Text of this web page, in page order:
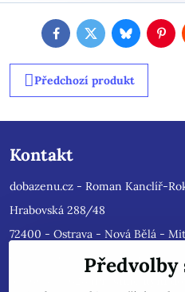
FacebookTwitterBluesky
Předchozí produkt
Kontakt
dobazenu.cz - Roman Kanclíř-
Hrabovská 288/48
72400 - Ostrava - Nová Bělá -
rokam@seznam.cz
(Prosíme nyní